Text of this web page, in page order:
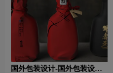
国外包装设计-国外包装设计